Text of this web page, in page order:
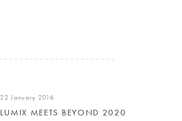
22 January 2016
LUMIX MEETS BEYOND 2020